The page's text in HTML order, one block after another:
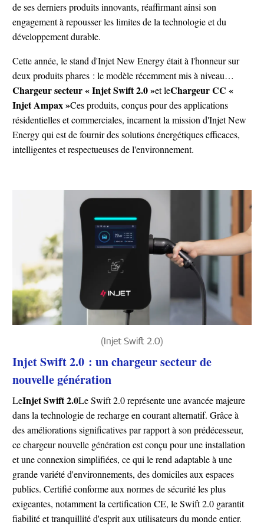
de ses derniers produits innovants, réaffirmant ainsi son
engagement à repousser les limites de la technologie et du
développement durable.
Cette année, le stand d'Injet New Energy était à l'honneur sur
deux produits phares : le modèle récemment mis à niveau…
Chargeur secteur « Injet Swift 2.0 »et leChargeur CC «
Injet Ampax »Ces produits, conçus pour des applications
résidentielles et commerciales, incarnent la mission d'Injet New
Energy qui est de fournir des solutions énergétiques efficaces,
intelligentes et respectueuses de l'environnement.
(Injet Swift 2.0)
Injet Swift 2.0 : un chargeur secteur de
nouvelle génération
LeInjet Swift 2.0Le Swift 2.0 représente une avancée majeure
dans la technologie de recharge en courant alternatif. Grâce à
des améliorations significatives par rapport à son prédécesseur,
ce chargeur nouvelle génération est conçu pour une installation
et une connexion simplifiées, ce qui le rend adaptable à une
grande variété d'environnements, des domiciles aux espaces
publics. Certifié conforme aux normes de sécurité les plus
exigeantes, notamment la certification CE, le Swift 2.0 garantit
fiabilité et tranquillité d'esprit aux utilisateurs du monde entier.